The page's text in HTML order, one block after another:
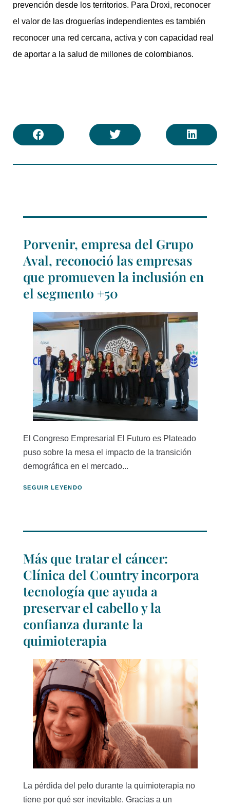
prevención desde los territorios. Para Droxi, reconocer
el valor de las droguerías independientes es también
reconocer una red cercana, activa y con capacidad real
de aportar a la salud de millones de colombianos.
Porvenir, empresa del Grupo
Aval, reconoció las empresas
que promueven la inclusión en
el segmento +50
El Congreso Empresarial El Futuro es Plateado
puso sobre la mesa el impacto de la transición
demográfica en el mercado...
SEGUIR LEYENDO
Más que tratar el cáncer:
Clínica del Country incorpora
tecnología que ayuda a
preservar el cabello y la
confianza durante la
quimioterapia
La pérdida del pelo durante la quimioterapia no
tiene por qué ser inevitable. Gracias a un